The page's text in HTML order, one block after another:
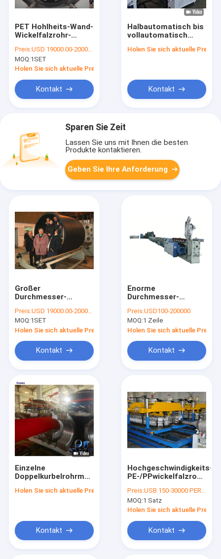
PET Hohlheits-Wand-
Wickelfalzrohr-
3000mm
Wickelfalzrohr, das
Maschine herstellt
Preis:USD 19000.00-20000.00/set
MOQ:1SET
Holen Sie sich aktuelle Preis
Kontakt
Halbautomatisch bis
vollautomatisch
Spiralrohrmachmaschine
Muster oder
Zeichnung
Holen Sie sich aktuelle Preis
Kontakt
Sparen Sie Zeit
Lassen Sie uns mit Ihnen die besten
Produkte kontaktieren.
Geben Sie Ihre Anforderung
Großer
Durchmesser-
Wickelfalzrohr-
Verdrängungs-
Maschine/PET
runzelten Rohr-
Verdrängungslinie
Preis:USD 19000.00-20000.00
MOQ:1SET
Holen Sie sich aktuelle Preis
Kontakt
Enorme
Durchmesser-
Verdrängungs-Linie,
Wickelfalzrohr, das
Maschinerie 90-
350KW herstellt
Preis:USD100-200000
MOQ:1 Zeile
Holen Sie sich aktuelle Preis
Kontakt
Einzelne
Doppelkurbelrohrmaschine
Extrusionsleitung mit
Holen Sie sich aktuelle Preis
Kontakt
Hochgeschwindigkeits-
PE-/PPwickelfalzrohr,
herstellt, weg von der
Maschine SLQ 63-250
zu schleppen
Preis:USB 150-30000 PER SET
MOQ:1 Satz
Holen Sie sich aktuelle Preis
Kontakt